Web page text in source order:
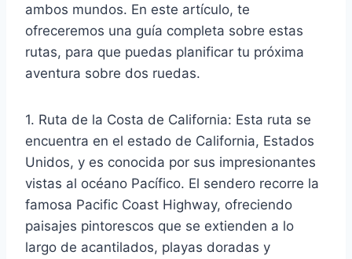
ambos mundos. En este artículo, te
ofreceremos una guía completa sobre estas
rutas, para que puedas planificar tu próxima
aventura sobre dos ruedas.
1. Ruta de la Costa de California: Esta ruta se
encuentra en el estado de California, Estados
Unidos, y es conocida por sus impresionantes
vistas al océano Pacífico. El sendero recorre la
famosa Pacific Coast Highway, ofreciendo
paisajes pintorescos que se extienden a lo
largo de acantilados, playas doradas y